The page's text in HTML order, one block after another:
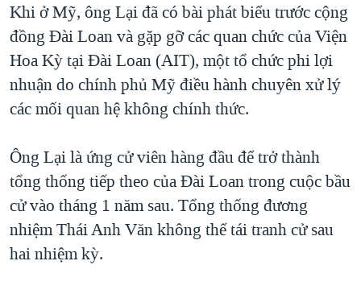
Khi ở Mỹ, ông Lại đã có bài phát biểu trước cộng
đồng Đài Loan và gặp gỡ các quan chức của Viện
Hoa Kỳ tại Đài Loan (AIT), một tổ chức phi lợi
nhuận do chính phủ Mỹ điều hành chuyên xử lý
các mối quan hệ không chính thức.
Ông Lại là ứng cử viên hàng đầu để trở thành
tổng thống tiếp theo của Đài Loan trong cuộc bầu
cử vào tháng 1 năm sau. Tổng thống đương
nhiệm Thái Anh Văn không thể tái tranh cử sau
hai nhiệm kỳ.